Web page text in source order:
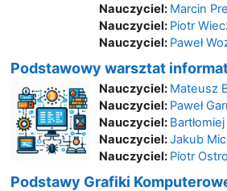
Nauczyciel: Marcin
Nauczyciel: Piotr
Nauczyciel: Paweł
Podstawowy warsztat
Nauczyciel: Mateusz
Nauczyciel: Paweł
Nauczyciel:
Nauczyciel:Jakub
Nauczyciel: Piotr
Podstawy Grafiki